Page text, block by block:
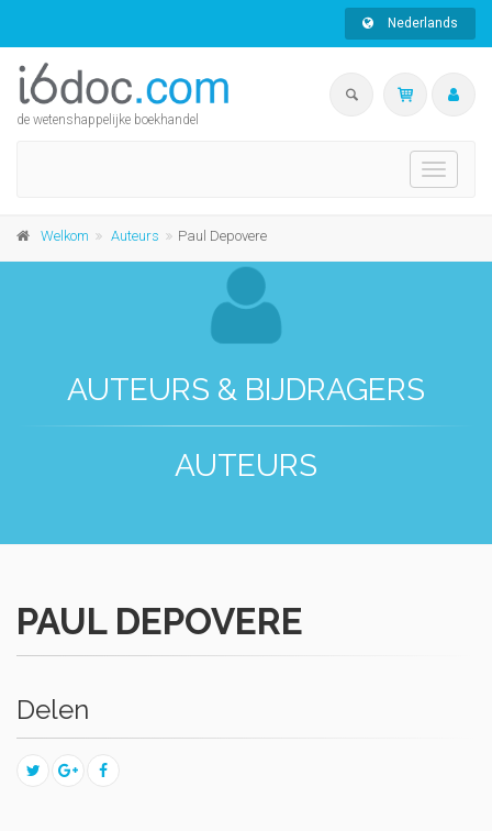
Nederlands
de wetenshappelijke boekhandel
Toggle
Welkom Auteurs Paul Depovere
AUTEURS & BIJDRAGERS
AUTEURS
PAUL DEPOVERE
Delen